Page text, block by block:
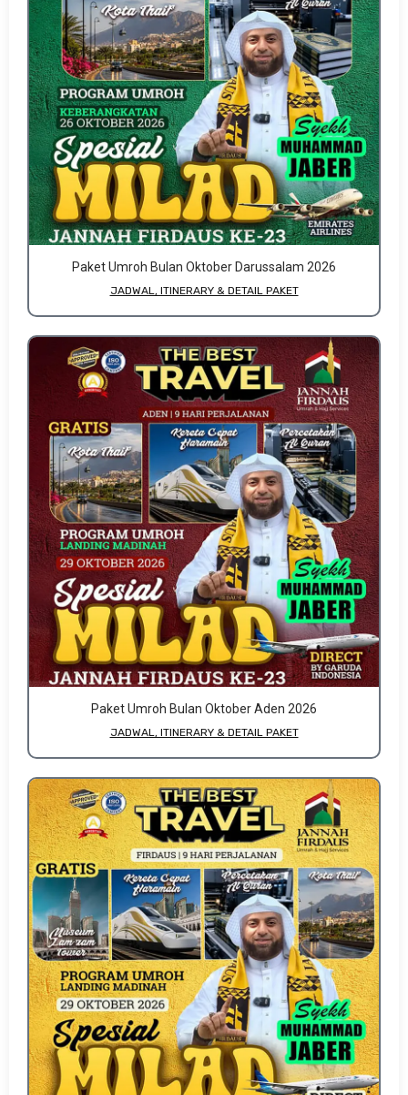
Paket Umroh Bulan Oktober Darussalam 2026
JADWAL, ITINERARY & DETAIL PAKET
Paket Umroh Bulan Oktober Aden 2026
JADWAL, ITINERARY & DETAIL PAKET